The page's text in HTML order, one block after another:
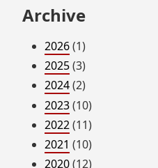
Archive
2026(1)
2025(3)
2024(2)
2023(10)
2022(11)
2021 (10)
2020(12)